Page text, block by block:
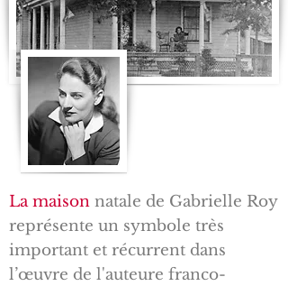
La maison natale de Gabrielle Roy
représente un symbole très
important et récurrent dans
l’œuvre de l'auteure franco-